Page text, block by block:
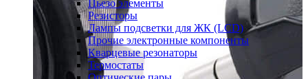
Пьезо элементы
Резисторы
Лампы подсветки для ЖК (LCD)
Прочие электронные компоненты
Кварцевые резонаторы
Термостаты